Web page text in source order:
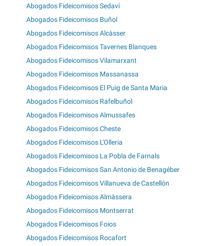
Abogados Fideicomisos Sedaví
Abogados Fideicomisos Buñol
Abogados Fideicomisos Alcàsser
Abogados Fideicomisos Tavernes Blanques
Abogados Fideicomisos Vilamarxant
Abogados Fideicomisos Massanassa
Abogados Fideicomisos El Puig de Santa Maria
Abogados Fideicomisos Rafelbuñol
Abogados Fideicomisos Almussafes
Abogados Fideicomisos Cheste
Abogados Fideicomisos L'Olleria
Abogados Fideicomisos La Pobla de Farnals
Abogados Fideicomisos San Antonio de Benagéber
Abogados Fideicomisos Villanueva de Castellón
Abogados Fideicomisos Almàssera
Abogados Fideicomisos Montserrat
Abogados Fideicomisos Foios
Abogados Fideicomisos Rocafort